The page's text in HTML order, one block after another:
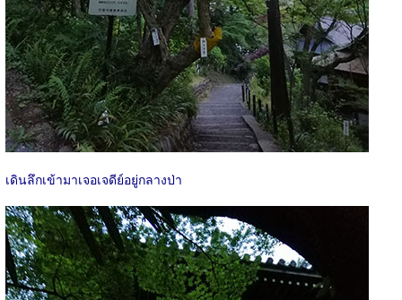
เดินลึกเข้ามาเจอเจดีย์อยู่กลางป่า